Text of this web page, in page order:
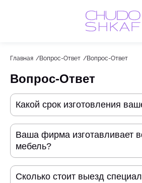
Распашные шкафы
Шкафы по назначению
Стеллажи
Гардеробные системы
Главная Вопрос-Ответ Вопрос-Ответ
Вопрос-Ответ
Какой срок изготовления
Ваша фирма изготавливает
мебель?
Сколько стоит выезд